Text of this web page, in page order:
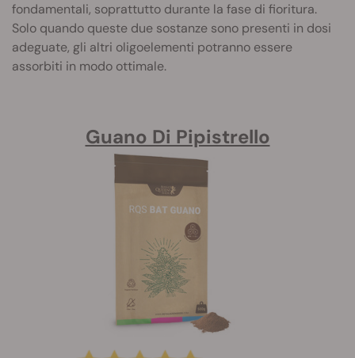
fondamentali, soprattutto durante la fase di fioritura.
Solo quando queste due sostanze sono presenti in dosi
adeguate, gli altri oligoelementi potranno essere
assorbiti in modo ottimale.
Guano Di Pipistrello